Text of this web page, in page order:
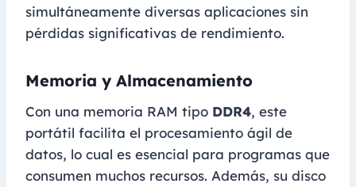
simultáneamente diversas aplicaciones sin
pérdidas significativas de rendimiento.
Memoria y Almacenamiento
Con una memoria RAM tipo DDR4, este
portátil facilita el procesamiento ágil de
datos, lo cual es esencial para programas que
consumen muchos recursos. Además, su disco